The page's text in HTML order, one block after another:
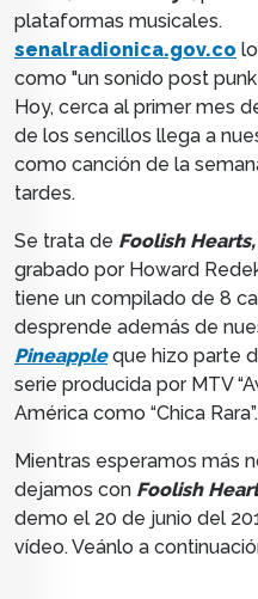
plataformas musicales.
senalradionica.gov.co
como "un sonido post
Hoy, cerca al primer mes
de los sencillos llega a
como canción de la
tardes.
Se trata de Foolish Hearts,
grabado por Howard
tiene un compilado de 8
desprende además de
Pineappleque hizo parte
serie producida por MTV
América como “Chica Rara”.
Mientras esperamos más
dejamos con Foolish
demo el 20 de junio del
vídeo. Veánlo a